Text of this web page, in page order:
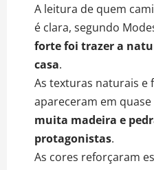
A leitura de quem
é clara, segundo
forte foi trazer a
casa.
As texturas naturais e
apareceram em
muita madeira e
protagonistas.
As cores reforçaram